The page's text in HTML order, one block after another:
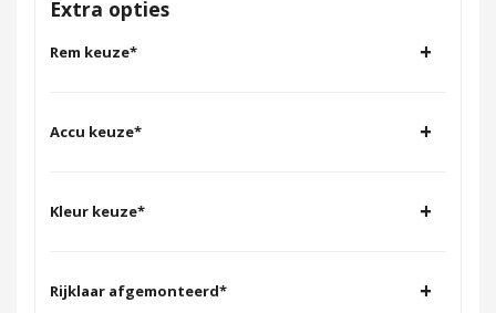
Extra opties
Rem keuze* +
Accu keuze* +
Kleur keuze* +
Rijklaar afgemonteerd* +